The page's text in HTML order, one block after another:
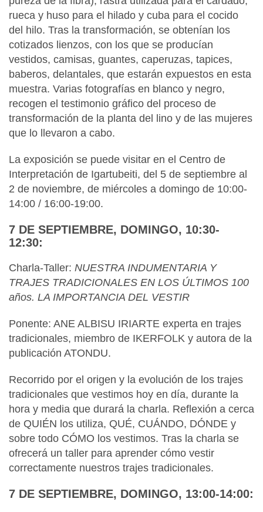
rueca y huso para el hilado y cuba para el cocido
del hilo. Tras la transformación, se obtenían los
cotizados lienzos, con los que se producían
vestidos, camisas, guantes, caperuzas, tapices,
baberos, delantales, que estarán expuestos en esta
muestra. Varias fotografías en blanco y negro,
recogen el testimonio gráfico del proceso de
transformación de la planta del lino y de las mujeres
que lo llevaron a cabo.
La exposición se puede visitar en el Centro de
Interpretación de Igartubeiti, del 5 de septiembre al
2 de noviembre, de miércoles a domingo de 10:00-
14:00 / 16:00-19:00.
7 DE SEPTIEMBRE, DOMINGO, 10:30-
12:30:
Charla-Taller: NUESTRA INDUMENTARIA Y
TRAJES TRADICIONALES EN LOS ÚLTIMOS 100
años. LA IMPORTANCIA DEL VESTIR
Ponente: ANE ALBISU IRIARTE experta en trajes
tradicionales, miembro de IKERFOLK y autora de la
publicación ATONDU.
Recorrido por el origen y la evolución de los trajes
tradicionales que vestimos hoy en día, durante la
hora y media que durará la charla. Reflexión a cerca
de QUIÉN los utiliza, QUÉ, CUÁNDO, DÓNDE y
sobre todo CÓMO los vestimos. Tras la charla se
ofrecerá un taller para aprender cómo vestir
correctamente nuestros trajes tradicionales.
7 DE SEPTIEMBRE, DOMINGO, 13:00-14:00: